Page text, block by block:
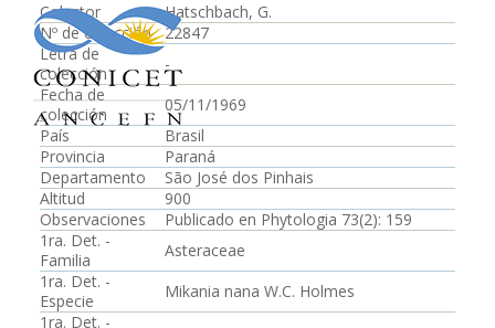
Colector
Hatschbach, G.
Nº de colección
22847
Letra de
colección
-
Fecha de
colección
05/11/1969
País
Brasil
Provincia
Paraná
Departamento
São José dos Pinhais
Altitud
900
Observaciones
Publicado en Phytologia 73(2): 159
1ra. Det. -
Familia
Asteraceae
1ra. Det. -
Especie
Mikania nana W.C. Holmes
1ra. Det. -